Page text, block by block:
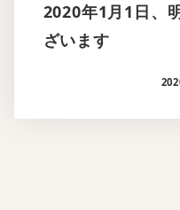
2020年1月1日、
ざいます